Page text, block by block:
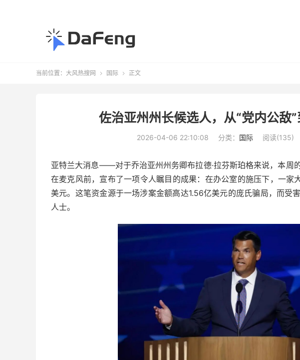
当前位置： 大风热搜网  国际  正文
佐治亚州州长候选人，从“党内公敌”
2026-04-06 22:10:08 分类： 国际 阅读(135)
亚特兰大消息——对于乔治亚州州务卿布拉德·拉芬斯珀格来说，本周
在麦克风前，宣布了一项令人瞩目的成果：在办公室的施压下，一家
美元。这笔资金源于一场涉案金额高达1.56亿美元的庞氏骗局，而受
人士。